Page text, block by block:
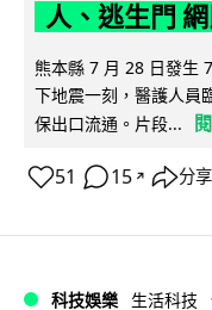
人、逃生門
熊本縣 7 月 28 日發生
下地震一刻，醫護人員
保出口流通。片段...
51 15 ↗ 分享
科技娛樂 生活科技